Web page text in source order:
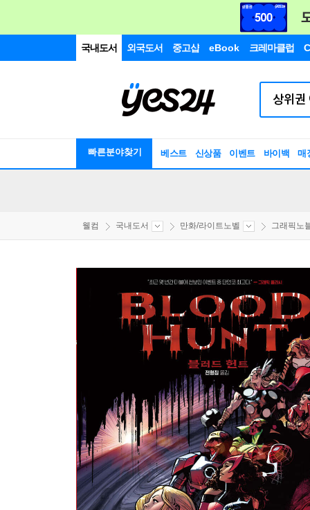
국내도서 외국도서 중고샵 eBook 크레마클럽
빠른분야찾기 베스트 신상품 이벤트 바이백 매
웰컴 국내도서 만화/라이트노벨 그래픽노